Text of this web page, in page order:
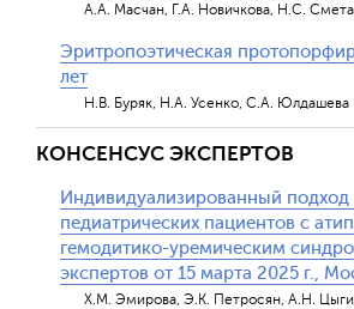
А.А. Масчан, Г.А. Новичкова, Н.С.
Эритропоэтическая
лет
Н.В. Буряк, Н.А. Усенко, С.А. Юлдашева
КОНСЕНСУС ЭКСПЕРТОВ
Индивидуализированный подход
педиатрических пациентов с
гемодитико-уремическим
экспертов от 15 марта 2025 г.,
Х.М. Эмирова, Э.К. Петросян, А.Н.